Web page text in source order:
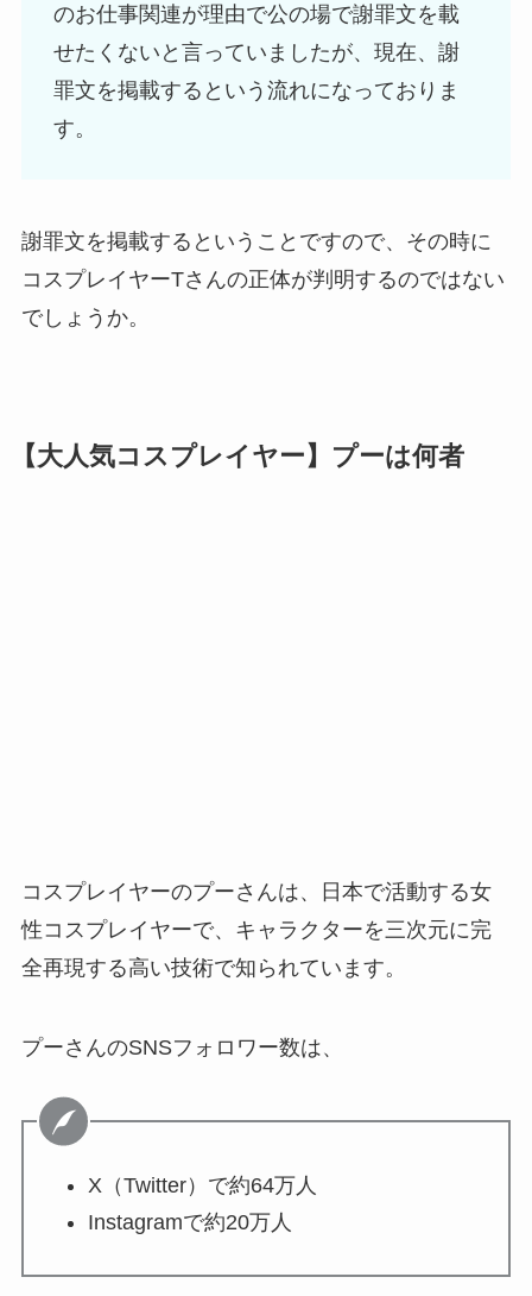
のお仕事関連が理由で公の場で謝罪文を載
せたくないと言っていましたが、現在、謝
罪文を掲載するという流れになっておりま
す。
謝罪文を掲載するということですので、その時に
コスプレイヤーTさんの正体が判明するのではない
でしょうか。
【大人気コスプレイヤー】 プーは何者
コスプレイヤーのプーさんは、日本で活動する女
性コスプレイヤーで、キャラクターを三次元に完
全再現する高い技術で知られています。
プーさんのSNSフォロワー数は、
X（Twitter）で約64万人
Instagramで約20万人